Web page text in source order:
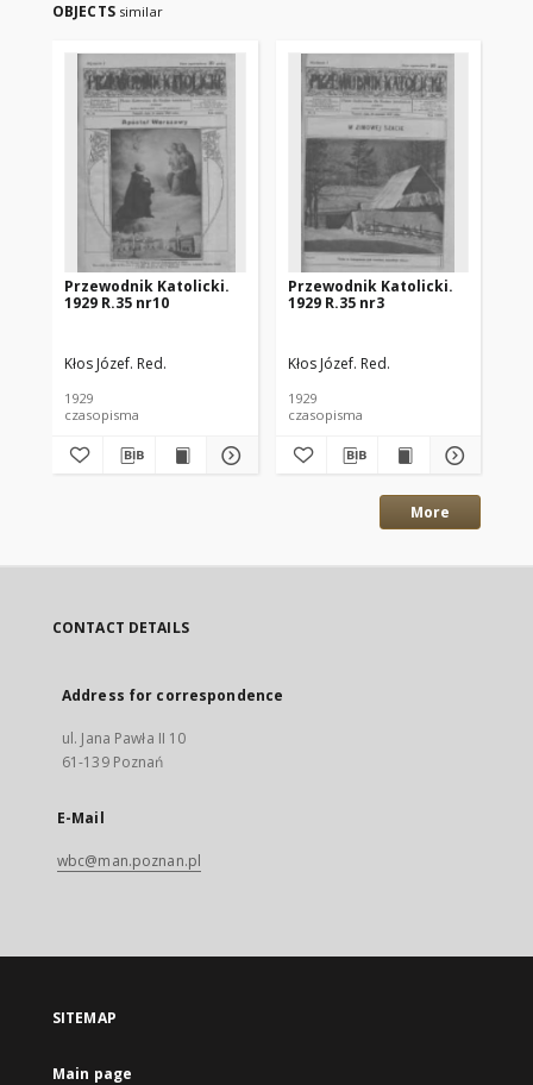
OBJECTS similar
Przewodnik Katolicki.
1929 R.35 nr10
Kłos Józef. Red.
1929
czasopisma
Przewodnik Katolicki.
1929 R.35 nr3
Kłos Józef. Red.
1929
czasopisma
More
CONTACT DETAILS
Address for correspondence
ul. Jana Pawła II 10
61-139 Poznań
E-Mail
wbc@man.poznan.pl
SITEMAP
Main page